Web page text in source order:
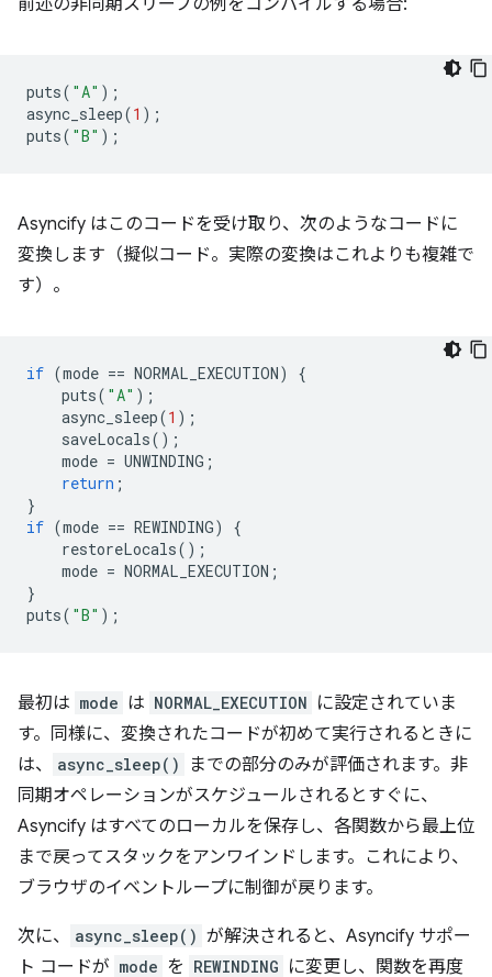
前述の非同期スリープの例をコンパイルする場合:
puts( "A" );
async_sleep(1 );
puts( "B" );
Asyncify はこのコードを受け取り、次のようなコードに
変換します（擬似コード。実際の変換はこれよりも複雑で
す）。
if (mode == NORMAL_EXECUTION)
{
puts( "A" );
async_sleep(1 );
saveLocals();
mode = UNWINDING ;
return ;
}
if (mode == REWINDING)
{
restoreLocals();
mode = NORMAL_EXECUTION ;
}
puts( "B" );
最初は mode は NORMAL_EXECUTION に設定されていま
す。同様に、変換されたコードが初めて実行されるときに
は、
async_sleep()
までの部分のみが評価されます。非
同期オペレーションがスケジュールされるとすぐに、
Asyncify はすべてのローカルを保存し、各関数から最上位
まで戻ってスタックをアンワインドします。これにより、
ブラウザのイベントループに制御が戻ります。
次に、 async_sleep() が解決されると、Asyncify サポー
ト コードが mode を REWINDING に変更し、関数を再度